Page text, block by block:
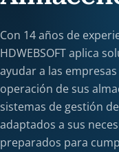
Con 14 años de
HDWEBSOFT aplica
ayudar a las
operación de sus
sistemas de gestión
adaptados a sus
preparados para